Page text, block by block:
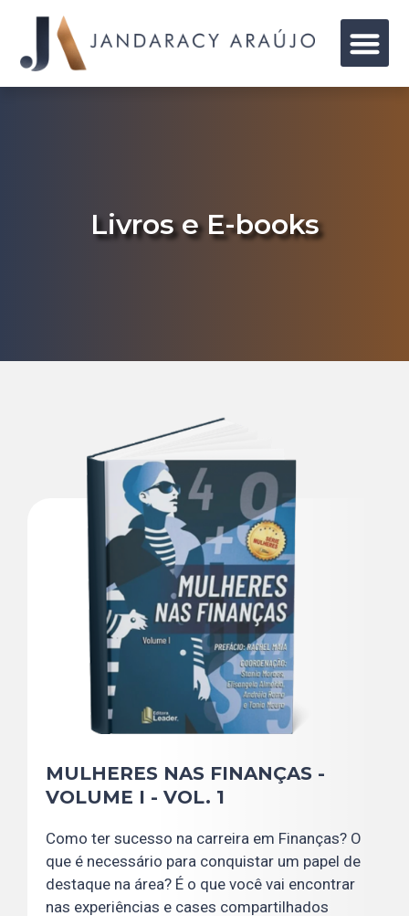
Livros e E-books
MULHERES NAS FINANÇAS -
VOLUME I - VOL. 1
Como ter sucesso na carreira em Finanças? O
que é necessário para conquistar um papel de
destaque na área? É o que você vai encontrar
nas experiências e cases compartilhados